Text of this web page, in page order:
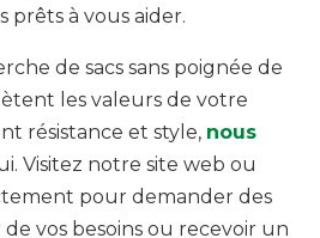
prêts à vous aider.
de sacs sans poignée de
les valeurs de votre
résistance et style, nous
Visitez notre site web ou
pour demander des
vos besoins ou recevoir un